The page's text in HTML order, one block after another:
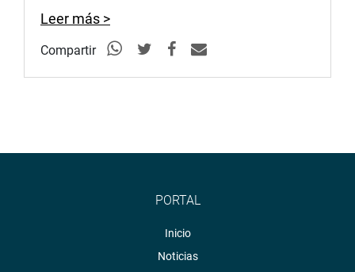
Twitter:https://twitter.com/congresoperu
Youtube:http://www.youtube.com/congresoperu
Leer más >
Compartir
PORTAL
Inicio
Noticias